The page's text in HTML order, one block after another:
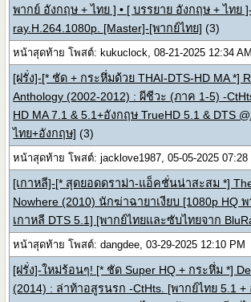
พากย์ อังกฤษ + ไทย ] • [ บรรยาย อังกฤษ + ไทย
ray.H.264.1080p. [Master]-[พากย์ไทย] (3)
หน้าสุดท้าย โพสต์: kukuclock, 08-21-2025 12:34 AM
[ฝรั่ง]-[* ชัด + กระหึ่มด้วย THAI-DTS-HD MA *]
Anthology (2002-2012) : ผีชีวะ (ภาค 1-5) -
HD MA 7.1 & 5.1+อังกฤษ TrueHD 5.1 & DTS
ไทย+อังกฤษ] (3)
หน้าสุดท้าย โพสต์: jacklove1987, 05-05-2025 07:28
[เกาหลี]-[* สุดยอดดราม่า-แอ็คชั่นน่าสะสม *]
Nowhere (2010) นักฆ่าฉายาเงียบ [1080p HQ
เกาหลี DTS 5.1] [พากย์ไทยและซับไทยจาก
หน้าสุดท้าย โพสต์: dangdee, 03-29-2025 12:10 PM
[ฝรั่ง]-ใหม่ร้อนๆ! [* ชัด Super HQ + กระหึ่ม *]
(2014) : ล่าท้าอสูรนรก -CtHts. [พากย์ไทย 5.1 +